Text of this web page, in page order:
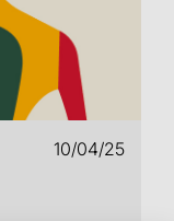
10/04/25